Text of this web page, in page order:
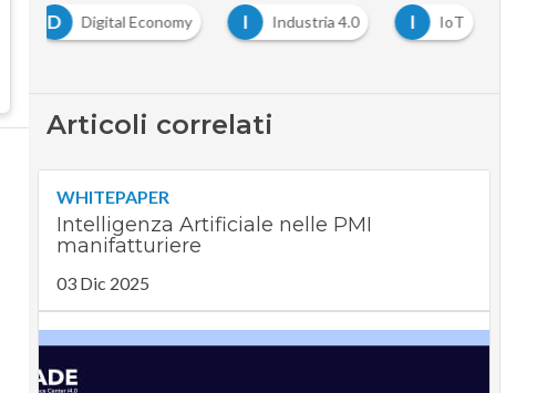
D
Digital Economy I Industria 4.0 I IoT
Articoli correlati
WHITEPAPER
Intelligenza Artificiale nelle PMI
manifatturiere
03 Dic 2025